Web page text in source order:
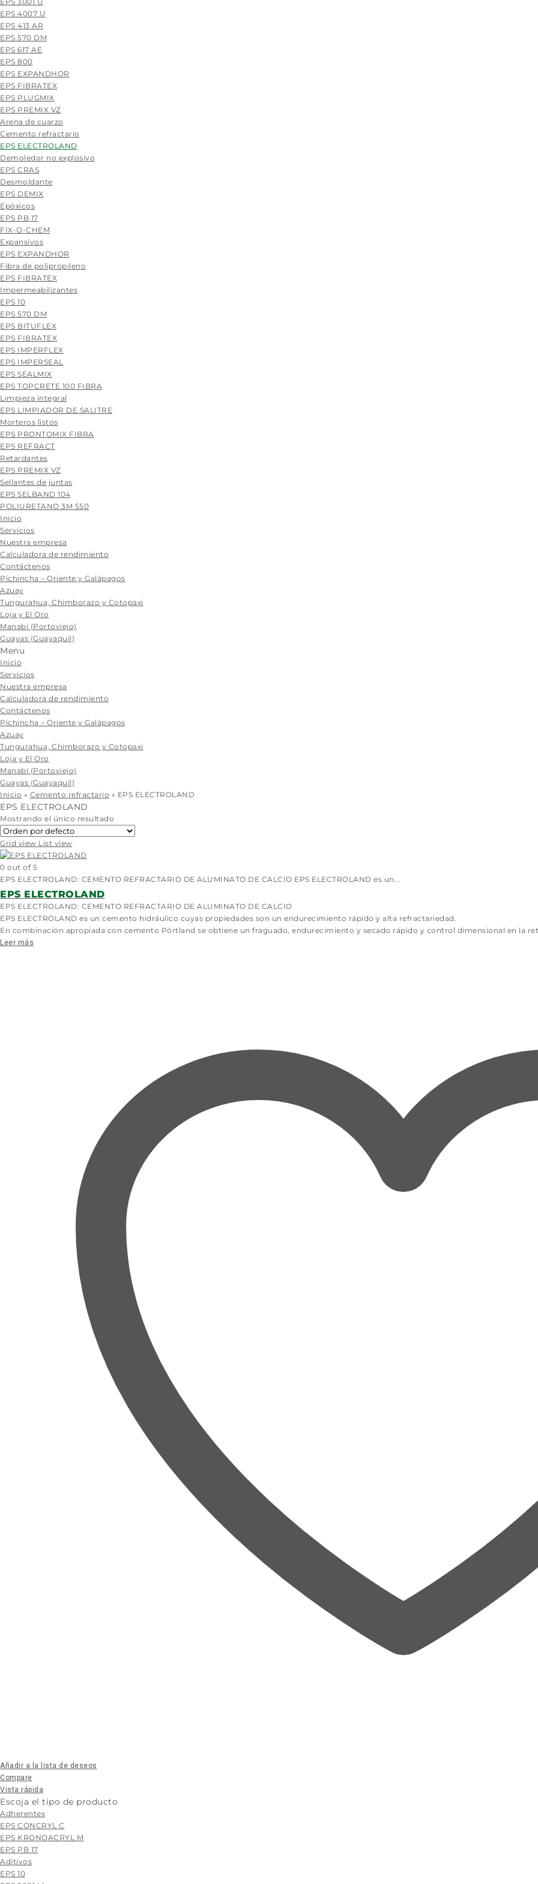
EPS 4007 U
EPS 413 AR
EPS 570 DM
EPS 617 AE
EPS 800
EPS EXPANDHOR
EPS FIBRATEX
EPS PLUGMIX
EPS PREMIX VZ
Arena de cuarzo
Cemento refractario
EPS ELECTROLAND
Demoledor no explosivo
EPS CRAS
Desmoldante
EPS DEMIX
Epóxicos
EPS PB 17
FIX-O-CHEM
Expansivos
EPS EXPANDHOR
Fibra de polipropileno
EPS FIBRATEX
Impermeabilizantes
EPS 10
EPS 570 DM
EPS BITUFLEX
EPS FIBRATEX
EPS IMPERFLEX
EPS IMPERSEAL
EPS SEALMIX
EPS TOPCRETE 100 FIBRA
Limpieza integral
EPS LIMPIADOR DE SALITRE
Morteros listos
EPS PRONTOMIX FIBRA
EPS REFRACT
Retardantes
EPS PREMIX VZ
Sellantes de juntas
EPS SELBAND 104
POLIURETANO 3M 550
Skip
to
content
Inicio
Servicios
Nuestra empresa
Calculadora de rendimiento
Contáctenos
Pichincha – Oriente y Galápagos
Azuay
Tungurahua, Chimborazo y Cotopaxi
Loja y El Oro
Manabí (Portoviejo)
Guayas (Guayaquil)
Menu
Inicio
Servicios
Nuestra empresa
Calculadora de rendimiento
Contáctenos
Pichincha – Oriente y Galápagos
Azuay
Tungurahua, Chimborazo y Cotopaxi
Loja y El Oro
Manabí (Portoviejo)
Guayas (Guayaquil)
Inicio » Cemento refractario » EPS ELECTROLAND
EPS ELECTROLAND
Mostrando el único resultado
Grid view List view
0 out of 5
EPS ELECTROLAND: CEMENTO REFRACTARIO DE ALUMINATO DE CALCIO EPS ELECTROLAND es un...
EPS ELECTROLAND
EPS ELECTROLAND: CEMENTO REFRACTARIO DE ALUMINATO DE CALCIO
EPS ELECTROLAND es un cemento hidráulico cuyas propiedades son un endurecimiento rápido y alta refractariedad.
En combinación apropiada con cemento Pórtland se obtiene un fraguado, endurecimiento y secado rápido y control dimensional en la
Leer más
Añadir a la lista de deseos
Compare
Vista rápida
Escoja el tipo de producto
Adherentes
EPS CONCRYL C
EPS KRONOACRYL M
EPS PB 17
Aditivos
EPS 10